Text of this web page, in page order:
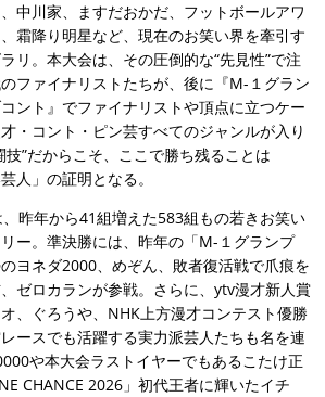
中川家、ますだおかだ、フットボールアワ
霜降り明星など、現在のお笑い界を牽引す
リ。本大会は、その圧倒的な“先見性”で注
ファイナリストたちが、後に『M-１グラン
ント』でファイナリストや頂点に立つケー
・コント・ピン芸すべてのジャンルが入り
”だからこそ、ここで勝ち残ることは
人」の証明となる。
昨年から41組増えた583組もの若きお笑い
ー。準決勝には、昨年の「M-１グランプ
ヨネダ2000、めぞん、敗者復活戦で爪痕を
ゼロカランが参戦。さらに、ytv漫才新人賞
、ぐろうや、NHK上方漫才コンテスト優勝
ースでも活躍する実力派芸人たちも名を連
や本大会ラストイヤーでもあるこたけ正
CHANCE 2026」初代王者に輝いたイチ